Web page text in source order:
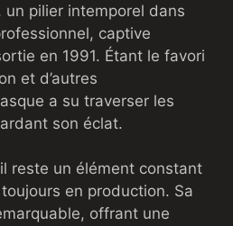
un pilier intemporel dans
captive
en 1991. Étant le favori
et d’autres
a su traverser les
son éclat.
reste un élément constant
en production. Sa
offrant une